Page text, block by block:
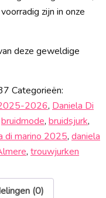
zijn in onze
deze geweldige
Categorieën:
2026, Daniela Di
bruidmode, bruidsjurk,
di marino 2025, daniela
, trouwjurken
(0)